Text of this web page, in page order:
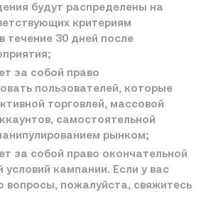
будут распределены на
критериям
течение 30 дней после
за собой право
пользователей, которые
торговлей, массовой
самостоятельной
рынком;
за собой право окончательной
условий кампании. Если у вас
вопросы, пожалуйста, свяжитесь